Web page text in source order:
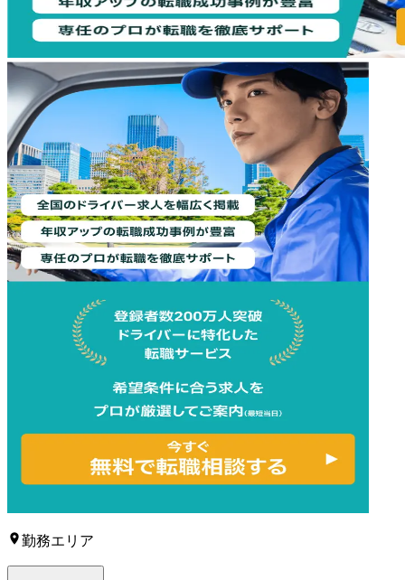
勤務エリア